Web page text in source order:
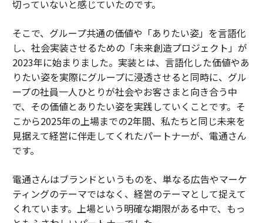
切っていないと感じていたのです。
そこで、グループ共通の価値や「ありたい姿」を言語化
し、社会実装させるための「未来創造プロジェクト」が
2023年に始まりました。実装とは、言語化した価値やあ
りたい姿を実際にグループに浸透させると同時に、グル
ープの社員一人ひとりが社会やお客さまと向き合う中
で、その価値とありたい姿を実践していくことです。そ
こから2025年の上場までの2年間、私たちと同じ未来を
見据えて経営に伴走してくれたパートナーが、電通さん
です。
電通さんはブランドというものを、単なる広告やマーケ
ティングのテーマではなく、経営のテーマとして捉えて
くれています。上場という明確な期限がある中で、もっ